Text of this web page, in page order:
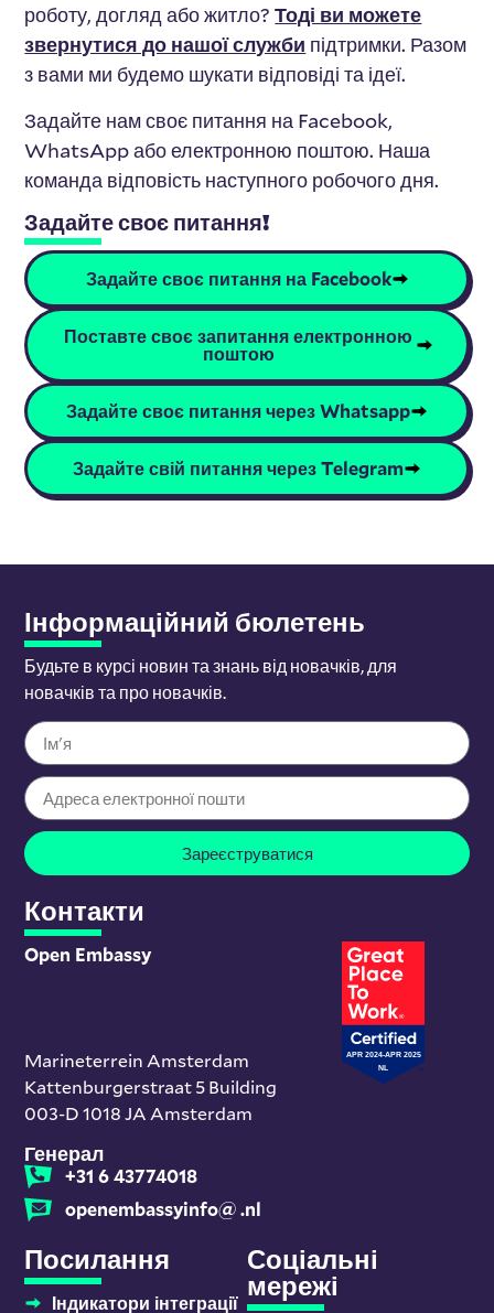
роботу, догляд або житло?Тоді ви можете
звернутися до нашої служби підтримки. Разом
з вами ми будемо шукати відповіді та ідеї.
Задайте нам своє питання на Facebook,
WhatsApp або електронною поштою. Наша
команда відповість наступного робочого дня.
Задайте своє питання!
Задайте своє питання на Facebook
Поставте своє запитання електронною
поштою
Задайте своє питання через Whatsapp
Задайте свій питання через Telegram
Інформаційний бюлетень
Будьте в курсі новин та знань від новачків, для
новачків та про новачків.
Зареєструватися
Контакти
Open Embassy
Marineterrein Amsterdam
Kattenburgerstraat 5 Building
003-D 1018 JA Amsterdam
Генерал
+31 6 43774018
openembassyinfo@ .nl
Посилання
Індикатори інтеграції
Соціальні
мережі